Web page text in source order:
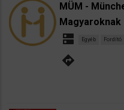
MÜM -
Magyaroknak
dns Egyéb Fordító
directions